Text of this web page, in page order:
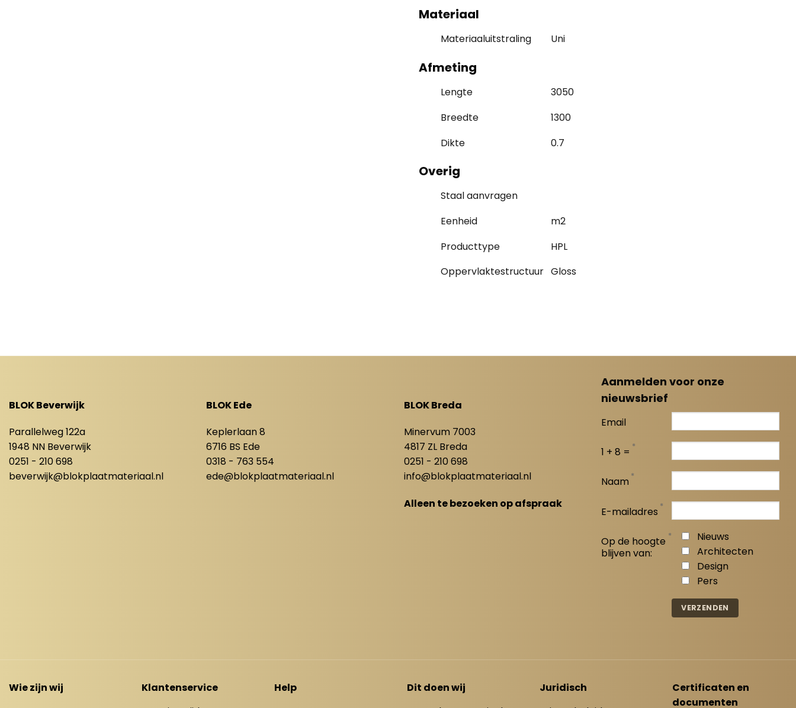
Materiaal
Materiaaluitstraling Uni
Afmeting
Lengte
3050
Breedte
1300
Dikte
0.7
Overig
Staal aanvragen
Eenheid
m2
Producttype
HPL
Oppervlaktestructuur Gloss
BLOK Beverwijk
Parallelweg 122a
1948 NN Beverwijk
0251 - 210 698
beverwijk@blokplaatmateriaal.nl
BLOK Ede
Keplerlaan 8
6716 BS Ede
0318 - 763 554
ede@blokplaatmateriaal.nl
BLOK Breda
Minervum 7003
4817 ZL Breda
0251 - 210 698
info@blokplaatmateriaal.nl
Alleen te bezoeken op afspraak
Aanmelden voor onze
nieuwsbrief
Email
1 + 8 = *
Naam *
E-mailadres *
Op de hoogte
blijven van:
*
Nieuws
Architecten
Design
Pers
Wie zijn wij
Klantenservice
Help
Dit doen wij
Juridisch
Certificaten en
documenten